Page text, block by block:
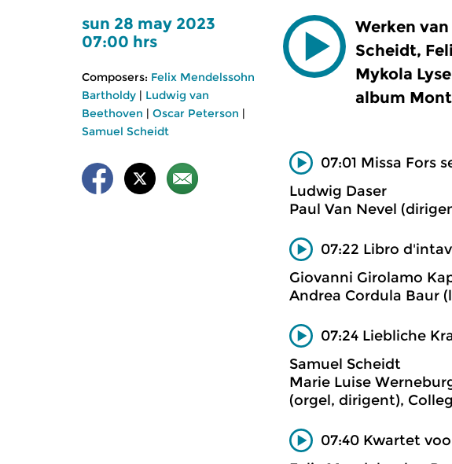
sun 28 may 2023
07:00 hrs
Composers: Felix Mendelssohn
Bartholdy | Ludwig van
Beethoven | Oscar Peterson |
Samuel Scheidt
Werken
Scheidt,
Mykola
album
07:01 Missa Fors
Ludwig Daser
Paul Van Nevel
07:22 Libro
Giovanni Girolamo
Andrea Cordula Baur
07:24 Liebliche
Samuel Scheidt
Marie Luise
(orgel, dirigent),
07:40 Kwartet